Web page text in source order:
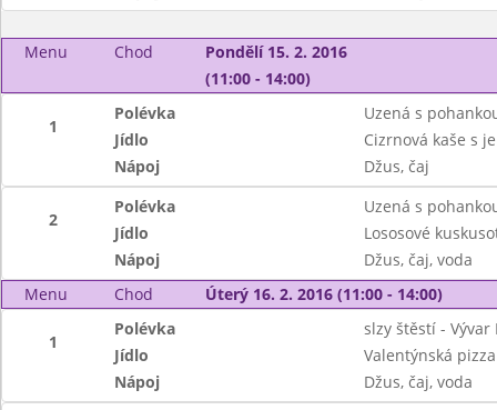
Menu Chod
Pondělí 15. 2. 2016
(11:00 - 14:00)
1
Polévka
Uzená s
Jídlo
Cizrnová kaše s
Nápoj
Džus, čaj
2
Polévka
Uzená s
Jídlo
Lososové
Nápoj
Džus, čaj, voda
Menu
Chod Úterý 16. 2. 2016 (11:00 - 14:00)
1
Polévka
slzy štěstí - Vývar
Jídlo
Valentýnská
Nápoj
Džus, čaj, voda